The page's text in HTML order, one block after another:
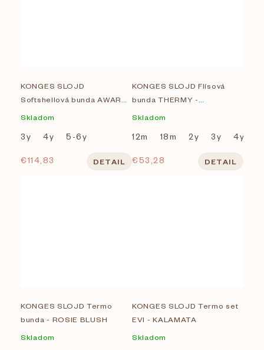
KONGES SLOJD
Softshellová bunda AWARD
Skladom
3y 4y 5-6y
€114,83 DETAIL
KONGES SLOJD Flísová
bunda THERMY -
Skladom
12m 18m 2y 3y 4y
€53,28 DETAIL
KONGES SLOJD Termo
bunda - ROSIE BLUSH
Skladom
KONGES SLOJD Termo set
EVI - KALAMATA
Skladom